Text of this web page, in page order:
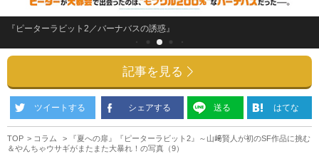
『ピーターラビット2／バーナバスの誘惑』
記事を見る
ツイートする シェアする 送る はてな
TOP コラム
『夏への扉』『ピーターラビット2』～山﨑賢人が初のSF作品に挑む
＆やんちゃウサギがまたまた大暴れ！の写真（9）